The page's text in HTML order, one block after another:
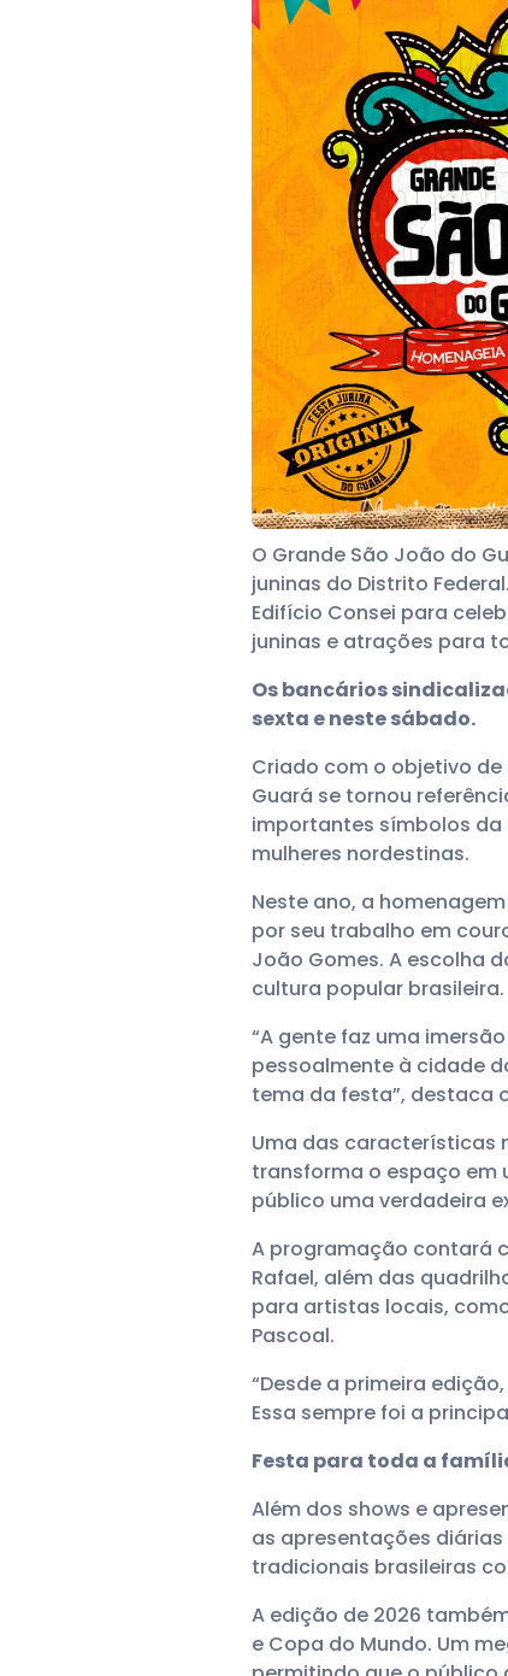
O Grande São João do
juninas do Distrito
Edifício Consei para
juninas e atrações para
Os bancários
sexta e neste sábado.
Criado com o objetivo
Guará se tornou
importantes símbolos da
mulheres nordestinas.
Neste ano, a
por seu trabalho em
João Gomes. A escolha
cultura popular brasileira.
“A gente faz uma
pessoalmente à cidade
tema da festa”, destaca
Uma das características
transforma o espaço em
público uma verdadeira
A programação contará
Rafael, além das
para artistas locais,
Pascoal.
“Desde a primeira
Essa sempre foi a
Festa para toda a
Além dos shows e
as apresentações
tradicionais brasileiras
A edição de 2026
e Copa do Mundo. Um